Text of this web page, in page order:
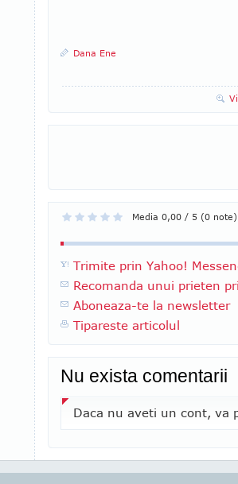
Dana Ene
Media 0,00 / 5 (0 note)
Trimite prin Yahoo!
Recomanda unui prieten
Aboneaza-te la newsletter
Tipareste articolul
Nu exista comentarii
Daca nu aveti un cont, va